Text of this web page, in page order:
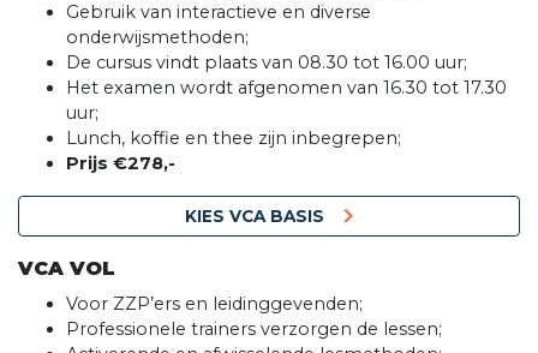
Gebruik van interactieve en diverse
onderwijsmethoden;
De cursus vindt plaats van 08.30 tot 16.00 uur;
Het examen wordt afgenomen van 16.30 tot 17.30
uur;
Lunch, koffie en thee zijn inbegrepen;
Prijs €278,-
KIES VCA BASIS
VCA VOL
Voor ZZP’ers en leidinggevenden;
Professionele trainers verzorgen de lessen;